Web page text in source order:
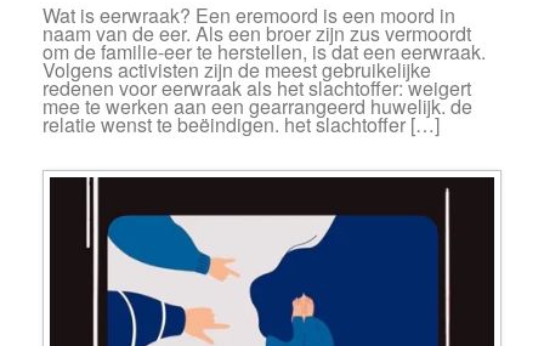
Wat is eerwraak? Een eremoord is een moord in
naam van de eer. Als een broer zijn zus vermoordt
om de familie-eer te herstellen, is dat een eerwraak.
Volgens activisten zijn de meest gebruikelijke
redenen voor eerwraak als het slachtoffer: weigert
mee te werken aan een gearrangeerd huwelijk. de
relatie wenst te beëindigen. het slachtoffer […]